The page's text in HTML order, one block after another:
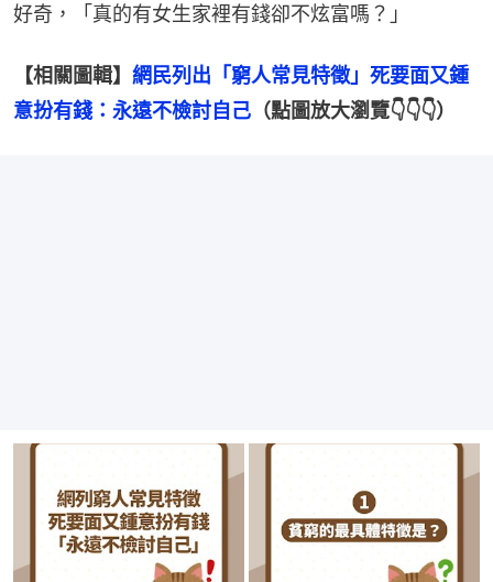
好奇，「真的有女生家裡有錢卻不炫富嗎？」
【相關圖輯】 網民列出「窮人常見特徵」死要面又鍾
意扮有錢：永遠不檢討自己 （點圖放大瀏覽👇👇👇）